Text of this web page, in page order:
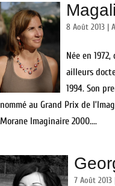
8 Août 2013 |
Née en
ailleurs
1994. Son
nommé au Grand Prix de
Morane Imaginaire 2000....
7 Août 2013